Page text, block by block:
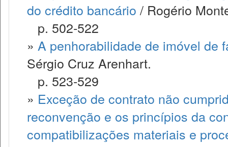
do crédito bancário / Rogério
p. 502-522
» A penhorabilidade de imóvel de
Sérgio Cruz Arenhart.
p. 523-529
» Exceção de contrato não
reconvenção e os princípios da
compatibilizações materiais e